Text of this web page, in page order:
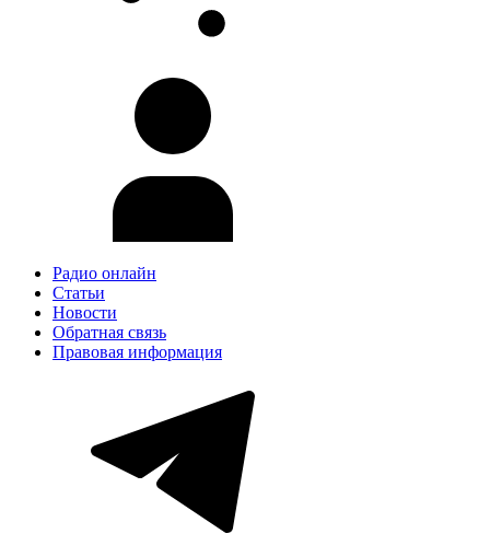
Радио онлайн
Статьи
Новости
Обратная связь
Правовая информация